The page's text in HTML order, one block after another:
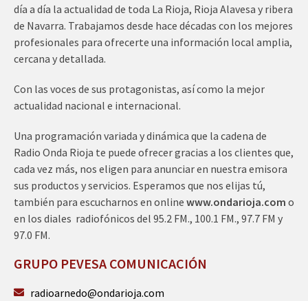
día a día la actualidad de toda La Rioja, Rioja Alavesa y ribera
de Navarra. Trabajamos desde hace décadas con los mejores
profesionales para ofrecerte una información local amplia,
cercana y detallada.
Con las voces de sus protagonistas, así como la mejor
actualidad nacional e internacional.
Una programación variada y dinámica que la cadena de
Radio Onda Rioja te puede ofrecer gracias a los clientes que,
cada vez más, nos eligen para anunciar en nuestra emisora
sus productos y servicios. Esperamos que nos elijas tú,
también para escucharnos en online www.ondarioja.com o
en los diales radiofónicos del 95.2 FM., 100.1 FM., 97.7 FM y
97.0 FM.
GRUPO PEVESA COMUNICACIÓN
radioarnedo@ondarioja.com